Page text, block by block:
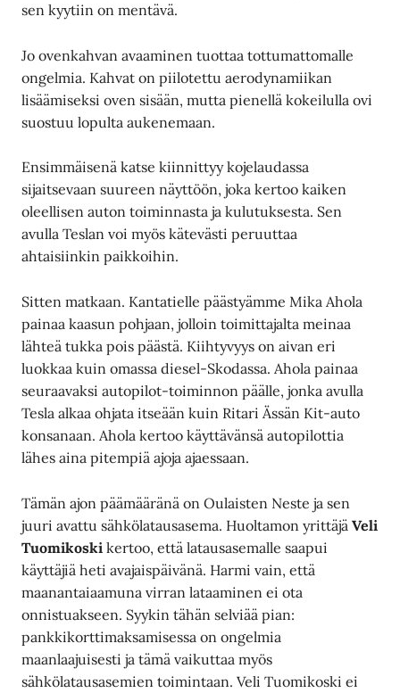
sen kyytiin on mentävä.
Jo ovenkahvan avaaminen tuottaa tottumattomalle
ongelmia. Kahvat on piilotettu aerodynamiikan
lisäämiseksi oven sisään, mutta pienellä kokeilulla ovi
suostuu lopulta aukenemaan.
Ensimmäisenä katse kiinnittyy kojelaudassa
sijaitsevaan suureen näyttöön, joka kertoo kaiken
oleellisen auton toiminnasta ja kulutuksesta. Sen
avulla Teslan voi myös kätevästi peruuttaa
ahtaisiinkin paikkoihin.
Sitten matkaan. Kantatielle päästyämme Mika Ahola
painaa kaasun pohjaan, jolloin toimittajalta meinaa
lähteä tukka pois päästä. Kiihtyvyys on aivan eri
luokkaa kuin omassa diesel-Skodassa. Ahola painaa
seuraavaksi autopilot-toiminnon päälle, jonka avulla
Tesla alkaa ohjata itseään kuin Ritari Ässän Kit-auto
konsanaan. Ahola kertoo käyttävänsä autopilottia
lähes aina pitempiä ajoja ajaessaan.
Tämän ajon päämääränä on Oulaisten Neste ja sen
juuri avattu sähkölatausasema. Huoltamon yrittäjäVeli
Tuomikoski kertoo, että latausasemalle saapui
käyttäjiä heti avajaispäivänä. Harmi vain, että
maanantaiaamuna virran lataaminen ei ota
onnistuakseen. Syykin tähän selviää pian:
pankkikorttimaksamisessa on ongelmia
maanlaajuisesti ja tämä vaikuttaa myös
sähkölatausasemien toimintaan. Veli Tuomikoski ei